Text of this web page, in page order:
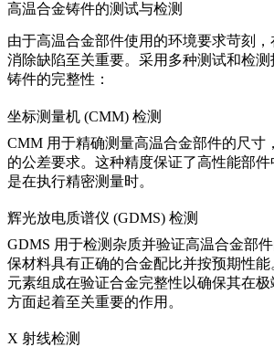
高温合金铸件的测试与检测
由于高温合金部件使用的环境要求苛刻
消除缺陷至关重要。采用多种测试和检测
铸件的完整性：
坐标测量机 (CMM) 检测
CMM 用于精确测量高温合金部件的尺寸
的公差要求。这种精度保证了高性能部
是在执行精密测量时。
辉光放电质谱仪 (GDMS) 检测
GDMS 用于检测杂质并验证高温合金部件
保材料具有正确的合金配比并按预期性
元素组成在验证合金完整性以确保其在
方面起着至关重要的作用。
X 射线检测